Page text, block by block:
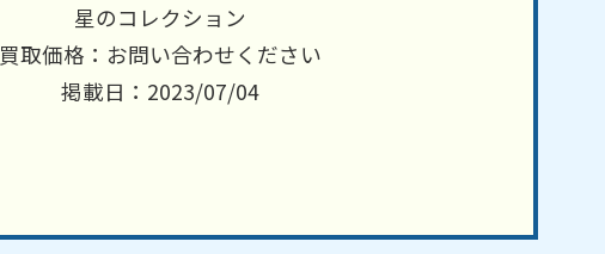
星のコレクション
買取価格：お問い合わせください
掲載日：2023/07/04